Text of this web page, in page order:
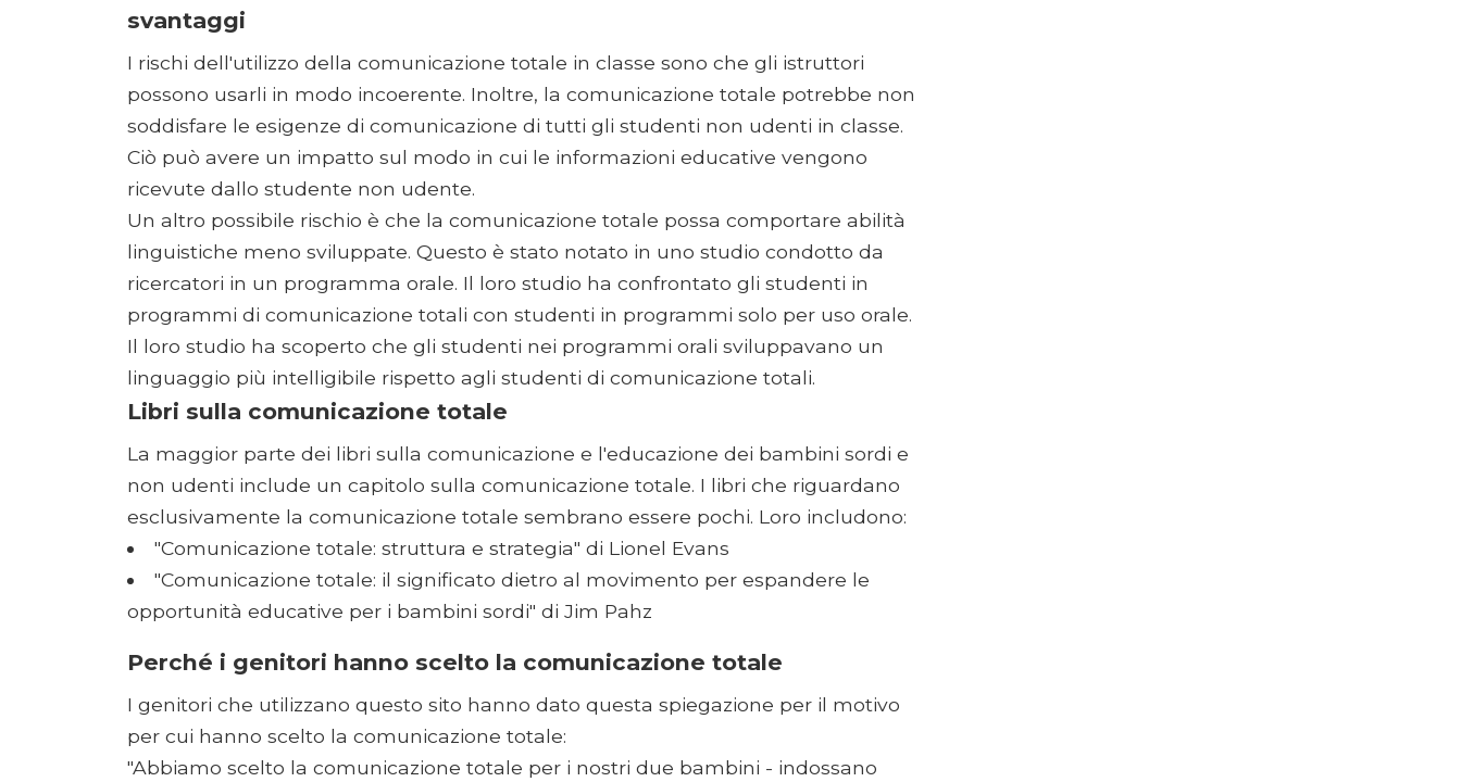
svantaggi
I rischi dell'utilizzo della comunicazione totale in classe sono che gli istruttori
possono usarli in modo incoerente. Inoltre, la comunicazione totale potrebbe non
soddisfare le esigenze di comunicazione di tutti gli studenti non udenti in classe.
Ciò può avere un impatto sul modo in cui le informazioni educative vengono
ricevute dallo studente non udente.
Un altro possibile rischio è che la comunicazione totale possa comportare abilità
linguistiche meno sviluppate. Questo è stato notato in uno studio condotto da
ricercatori in un programma orale. Il loro studio ha confrontato gli studenti in
programmi di comunicazione totali con studenti in programmi solo per uso orale.
Il loro studio ha scoperto che gli studenti nei programmi orali sviluppavano un
linguaggio più intelligibile rispetto agli studenti di comunicazione totali.
Libri sulla comunicazione totale
La maggior parte dei libri sulla comunicazione e l'educazione dei bambini sordi e
non udenti include un capitolo sulla comunicazione totale. I libri che riguardano
esclusivamente la comunicazione totale sembrano essere pochi. Loro includono:
"Comunicazione totale: struttura e strategia" di Lionel Evans
"Comunicazione totale: il significato dietro al movimento per espandere le
opportunità educative per i bambini sordi" di Jim Pahz
Perché i genitori hanno scelto la comunicazione totale
I genitori che utilizzano questo sito hanno dato questa spiegazione per il motivo
per cui hanno scelto la comunicazione totale:
"Abbiamo scelto la comunicazione totale per i nostri due bambini - indossano